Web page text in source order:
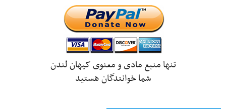
تنها منبع مادی و معنوی کیهان لندن
شما خوانندگان هستید